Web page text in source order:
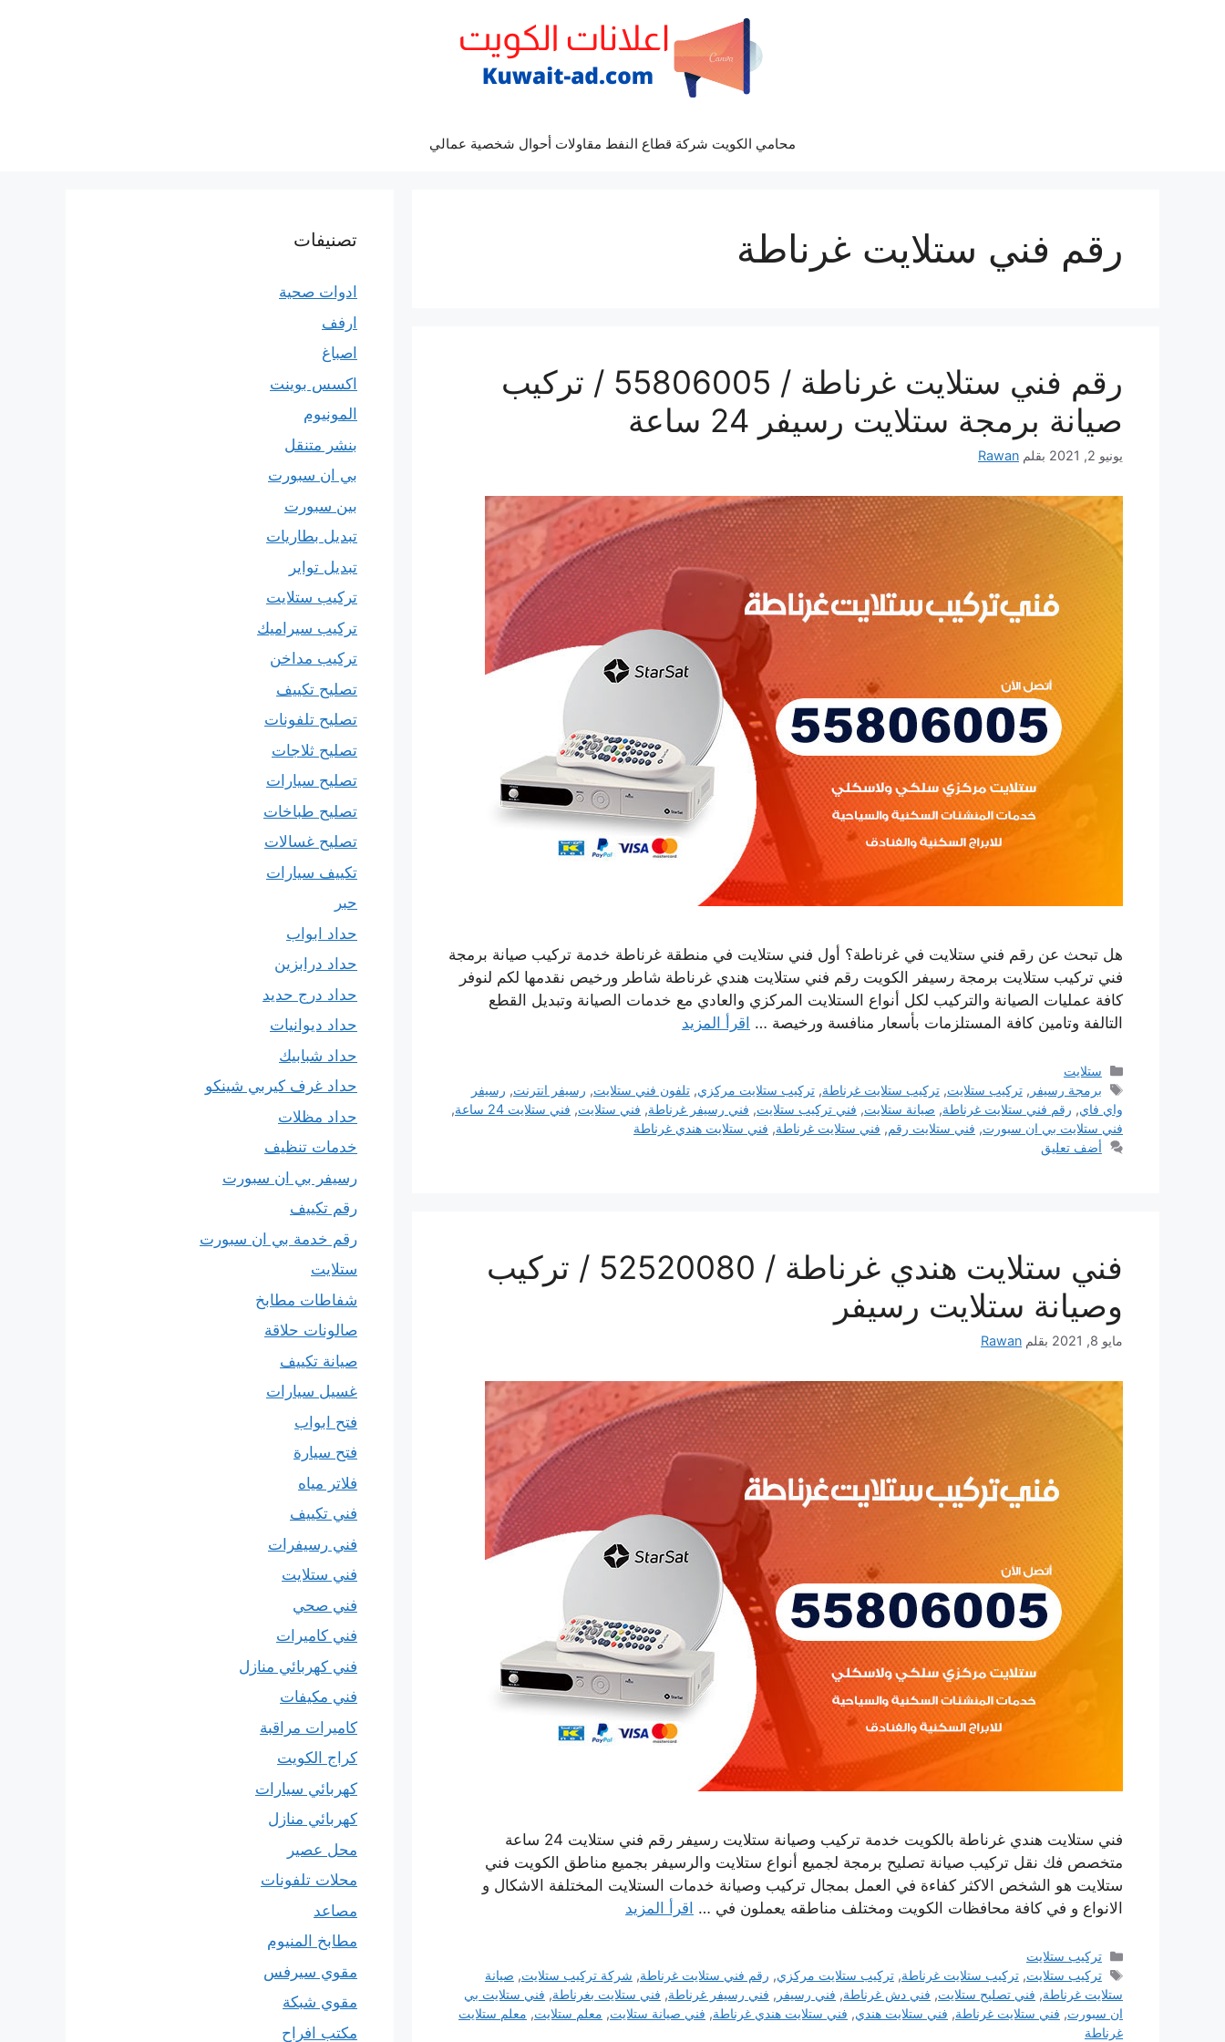
محامي الكويت شركة قطاع النفط مقاولات أحوال شخصية عمالي
رقم فني ستلايت غرناطة
رقم فني ستلايت غرناطة / 55806005 / تركيب
صيانة برمجة ستلايت رسيفر 24 ساعة
يونيو 2, 2021 بقلم Rawan
هل تبحث عن رقم فني ستلايت في غرناطة؟ أول فني ستلايت في منطقة غرناطة خدمة تركيب صيانة برمجة
فني تركيب ستلايت برمجة رسيفر الكويت رقم فني ستلايت هندي غرناطة شاطر ورخيص نقدمها لكم لنوفر
كافة عمليات الصيانة والتركيب لكل أنواع الستلايت المركزي والعادي مع خدمات الصيانة وتبديل القطع
التالفة وتامين كافة المستلزمات بأسعار منافسة ورخيصة … اقرأ المزيد
التصنيفات
ستلايت
الوسوم
برمجة رسيفر ,تركيب ستلايت,تركيب ستلايت غرناطة,تركيب ستلايت مركزي,تلفون فني ستلايت, رسيفر انترنت, رسيفر
واي فاي, رقم فني ستلايت غرناطة, صيانة ستلايت, فني تركيب ستلايت, فني رسيفر غرناطة, فني ستلايت, فني ستلايت 24 ساعة
,
فني ستلايت بي ان سبورت, فني ستلايت رقم, فني ستلايت غرناطة, فني ستلايت هندي غرناطة
أضف تعليق
فني ستلايت هندي غرناطة / 52520080 / تركيب
وصيانة ستلايت رسيفر
مايو 8, 2021 بقلم Rawan
فني ستلايت هندي غرناطة بالكويت خدمة تركيب وصيانة ستلايت رسيفر رقم فني ستلايت 24 ساعة
متخصص فك نقل تركيب صيانة تصليح برمجة لجميع أنواع ستلايت والرسيفر بجميع مناطق الكويت فني
ستلايت هو الشخص الاكثر كفاءة في العمل بمجال تركيب وصيانة خدمات الستلايت المختلفة الاشكال و
الانواع و في كافة محافظات الكويت ومختلف مناطقه يعملون في … اقرأ المزيد
التصنيفات
تركيب ستلايت
الوسوم
تركيب ستلايت,تركيب ستلايت غرناطة,تركيب ستلايت مركزي, رقم فني ستلايت غرناطة, شركة تركيب ستلايت, صيانة
ستلايت غرناطة, فني تصليح ستلايت, فني دش غرناطة, فني رسيفر , فني رسيفر غرناطة, فني ستلايت بغرناطة, فني ستلايت بي
ان سبورت, فني ستلايت غرناطة, فني ستلايت هندي, فني ستلايت هندي غرناطة, فني صيانة ستلايت, معلم ستلايت, معلم ستلايت
غرناطة
تصنيفات
ادوات صحية
ارفف
اصباغ
اكسس بوينت
المونيوم
بنشر متنقل
بي ان سبورت
بين سبورت
تبديل بطاريات
تبديل تواير
تركيب ستلايت
تركيب سيراميك
تركيب مداخن
تصليح تكييف
تصليح تلفونات
تصليح ثلاجات
تصليح سيارات
تصليح طباخات
تصليح غسالات
تكييف سيارات
حبر
حداد ابواب
حداد درابزين
حداد درج حديد
حداد ديوانيات
حداد شبابيك
حداد غرف كيربي شينكو
حداد مظلات
خدمات تنظيف
رسيفر بي ان سبورت
رقم تكييف
رقم خدمة بي ان سبورت
ستلايت
شفاطات مطابخ
صالونات حلاقة
صيانة تكييف
غسيل سيارات
فتح ابواب
فتح سيارة
فلاتر مياه
فني تكييف
فني رسيفرات
فني ستلايت
فني صحي
فني كاميرات
فني كهربائي منازل
فني مكيفات
كاميرات مراقبة
كراج الكويت
كهربائي سيارات
كهربائي منازل
محل عصير
محلات تلفونات
مصاعد
مطابخ المنيوم
مقوي سيرفس
مقوي شبكة
مكتب افراح